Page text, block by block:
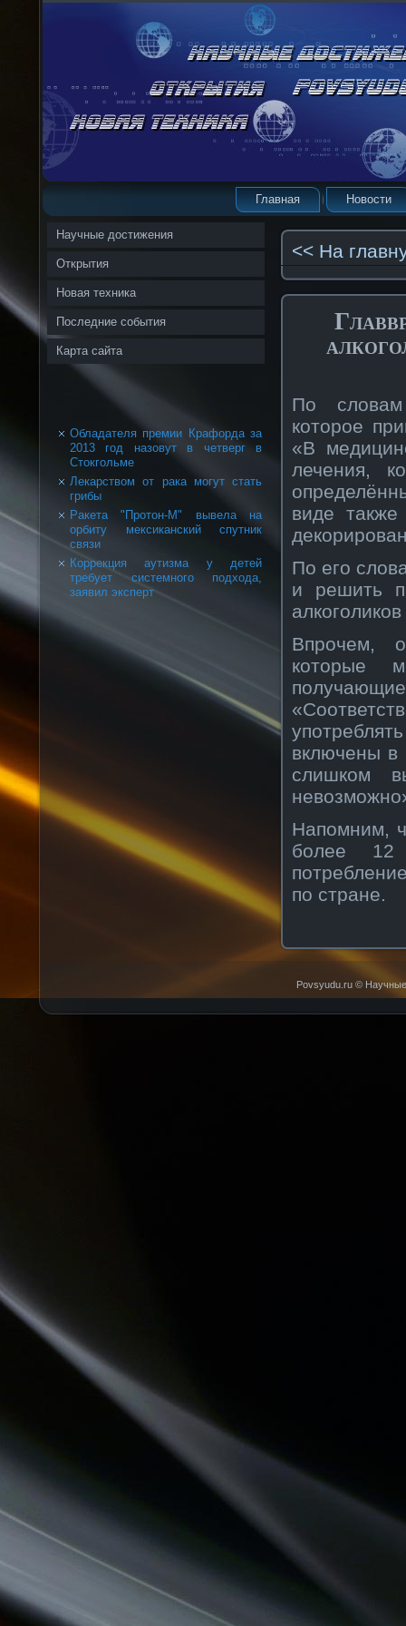
Главная Новости
Научные достижения
Открытия
Новая техника
Последние события
Карта сайта
Обладателя премии Крафорда за
2013 год назовут в четверг в
Стокгольме
Лекарством от рака могут стать
грибы
Ракета "Протон-М" вывела на
орбиту мексиканский спутник
связи
Коррекция аутизма у детей
требует системного подхода,
заявил эксперт
<< На
По словам
которое
«В
лечения,
виде
По его
и решить
Впрочем,
которые
включены в
слишком
Напомним,
более 12
по стране.
Povsyudu.ru © Научные